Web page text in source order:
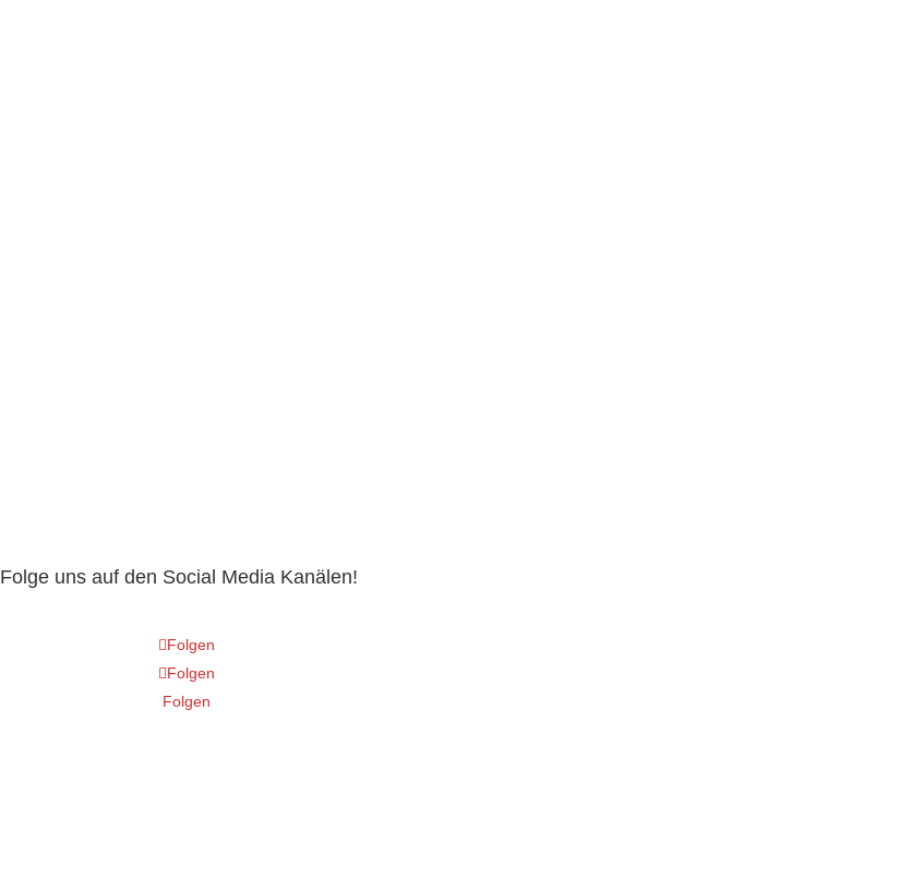
Folge uns auf den Social Media Kanälen!
Folgen
Folgen
Folgen